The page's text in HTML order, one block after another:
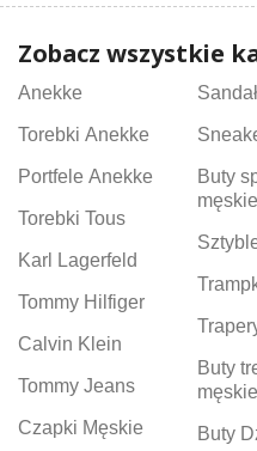
Zobacz wszystkie
Anekke
Torebki Anekke
Portfele Anekke
Torebki Tous
Karl Lagerfeld
Tommy Hilfiger
Calvin Klein
Tommy Jeans
Czapki Męskie
Buty
męskie
Buty
męskie
Buty